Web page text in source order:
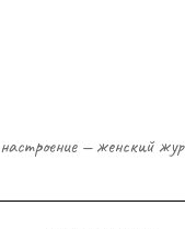
настроение — женский